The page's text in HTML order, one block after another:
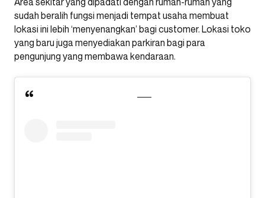
sudah beralih fungsi menjadi tempat usaha membuat
lokasi ini lebih ‘menyenangkan’ bagi customer. Lokasi toko
yang baru juga menyediakan parkiran bagi para
pengunjung yang membawa kendaraan.